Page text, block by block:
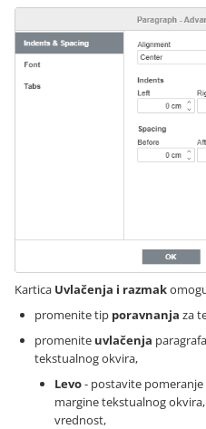
Kartica Uvlačenja i razmak
promenite tip poravnanja za
promenite uvlačenja
tekstualnog okvira,
Levo- postavite pomeranje
margine tekstualnog
vrednost,